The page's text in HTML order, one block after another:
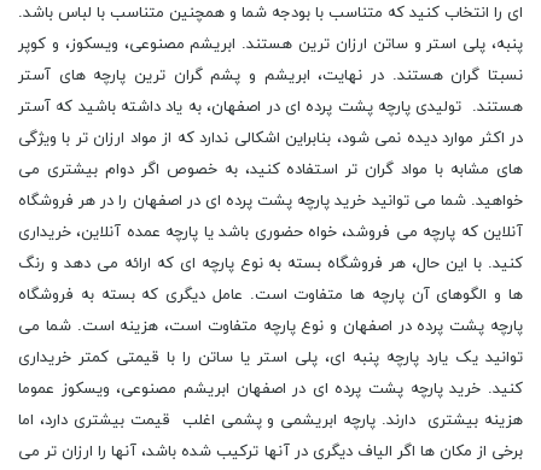
ای را انتخاب کنید که متناسب با بودجه شما و همچنین متناسب با لباس باشد.
پنبه، پلی استر و ساتن ارزان ترین هستند. ابریشم مصنوعی، ویسکوز، و کوپر
نسبتا گران هستند. در نهایت، ابریشم و پشم گران ترین پارچه های آستر
هستند. تولیدی پارچه پشت پرده ای در اصفهان، به یاد داشته باشید که آستر
در اکثر موارد دیده نمی شود، بنابراین اشکالی ندارد که از مواد ارزان تر با ویژگی
های مشابه با مواد گران تر استفاده کنید، به خصوص اگر دوام بیشتری می
خواهید. شما می توانید خرید پارچه پشت پرده ای در اصفهان را در هر فروشگاه
آنلاین که پارچه می فروشد، خواه حضوری باشد یا پارچه عمده آنلاین، خریداری
کنید. با این حال، هر فروشگاه بسته به نوع پارچه ای که ارائه می دهد و رنگ
ها و الگوهای آن پارچه ها متفاوت است. عامل دیگری که بسته به فروشگاه
پارچه پشت پرده در اصفهان و نوع پارچه متفاوت است، هزینه است. شما می
توانید یک یارد پارچه پنبه ای، پلی استر یا ساتن را با قیمتی کمتر خریداری
کنید. خرید پارچه پشت پرده ای در اصفهان ابریشم مصنوعی، ویسکوز عموما
هزینه بیشتری دارند. پارچه ابریشمی و پشمی اغلب قیمت بیشتری دارد، اما
برخی از مکان ها اگر الیاف دیگری در آنها ترکیب شده باشد، آنها را ارزان تر می